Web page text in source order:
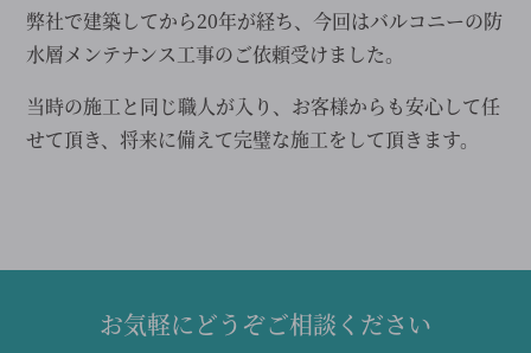
弊社で建築してから20年が経ち、今回はバルコニーの防
水層メンテナンス工事のご依頼受けました。
当時の施工と同じ職人が入り、お客様からも安心して任
せて頂き、将来に備えて完璧な施工をして頂きます。
お気軽にどうぞご相談ください